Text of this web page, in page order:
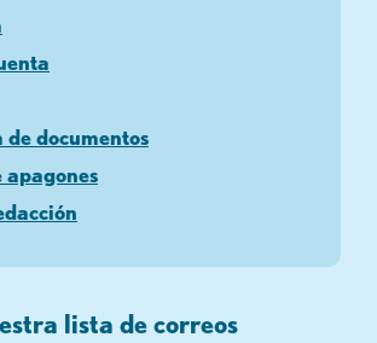
documentos
lista de correos